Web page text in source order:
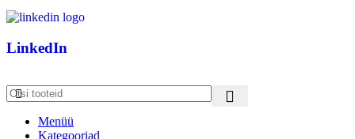
LinkedIn
Menüü
Kategooriad